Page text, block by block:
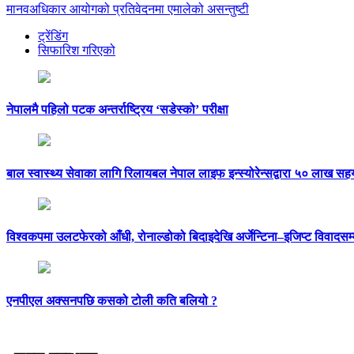
मानवअधिकार आयोगको प्रतिवेदनमा एमालेको असन्तुष्टी
ट्रेंडिंग
सिफारिश गरिएको
नेपालमै पहिलो पटक अन्तर्राष्ट्रिय ‘सडेस्को’ परीक्षा
बाल स्वास्थ्य सेवाका लागि रिलायबल नेपाल लाइफ इन्स्योरेन्सद्वारा ५० लाख
विश्वकपमा उलटफेरको आँधी, रोनाल्डोको बिदाइदेखि अर्जेन्टिना–इजिप्ट
एनपीएल अक्सनपछि कसको टोली कति बलियो ?